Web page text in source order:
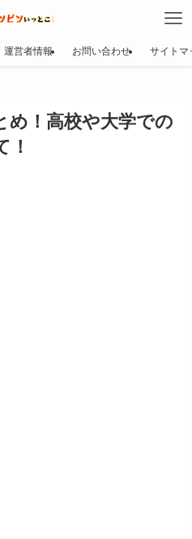
運営者情報 お問い合わせ サイトマ
め！高校や大学での
！